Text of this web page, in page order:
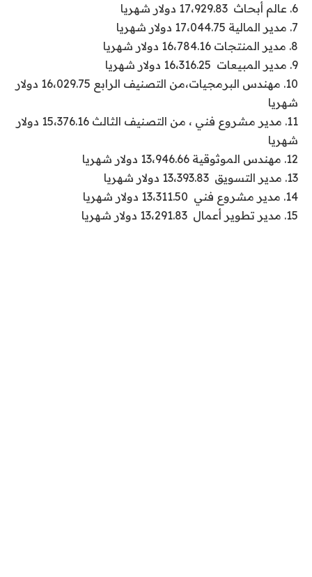
6. عالم أبحاث 17،929.83 دولار شهريا
7. مدير المالية 17،044.75 دولار شهريا
8. مدير المنتجات 16،784.16 دولار شهريا
9. مدير المبيعات 16،316.25 دولار شهريا
10. مهندس البرمجيات،من التصنيف الرابع 16،029.75 دولار
شهريا
11. مدير مشروع فني ، من التصنيف الثالث 15،376.16 دولار
شهريا
12. مهندس الموثوقية 13،946.66 دولار شهريا
13. مدير التسويق 13،393.83 دولار شهريا
14. مدير مشروع فني 13،311.50 دولار شهريا
15. مدير تطوير أعمال 13،291.83 دولار شهريا